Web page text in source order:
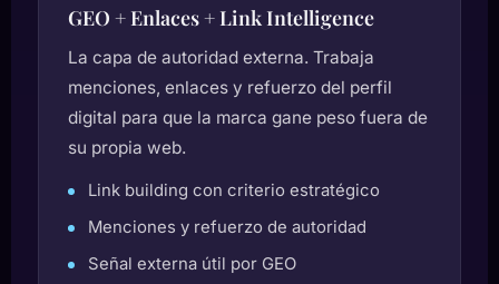
GEO + Enlaces + Link Intelligence
La capa de autoridad externa. Trabaja
menciones, enlaces y refuerzo del perfil
digital para que la marca gane peso fuera de
su propia web.
Link building con criterio estratégico
Menciones y refuerzo de autoridad
Señal externa útil por GEO